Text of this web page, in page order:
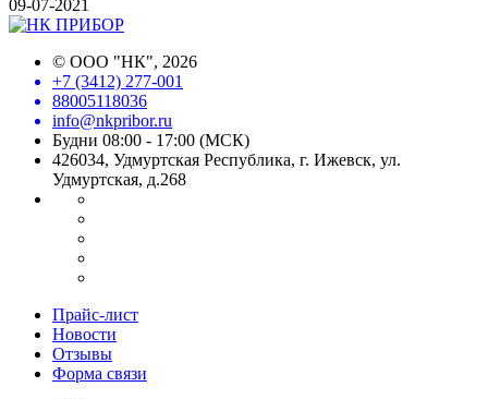
09-07-2021
© ООО "НК", 2026
+7 (3412) 277-001
88005118036
info@nkpribor.ru
Будни 08:00 - 17:00 (МСК)
426034, Удмуртская Республика, г. Ижевск, ул.
Удмуртская, д.268
Прайс-лист
Новости
Отзывы
Форма связи